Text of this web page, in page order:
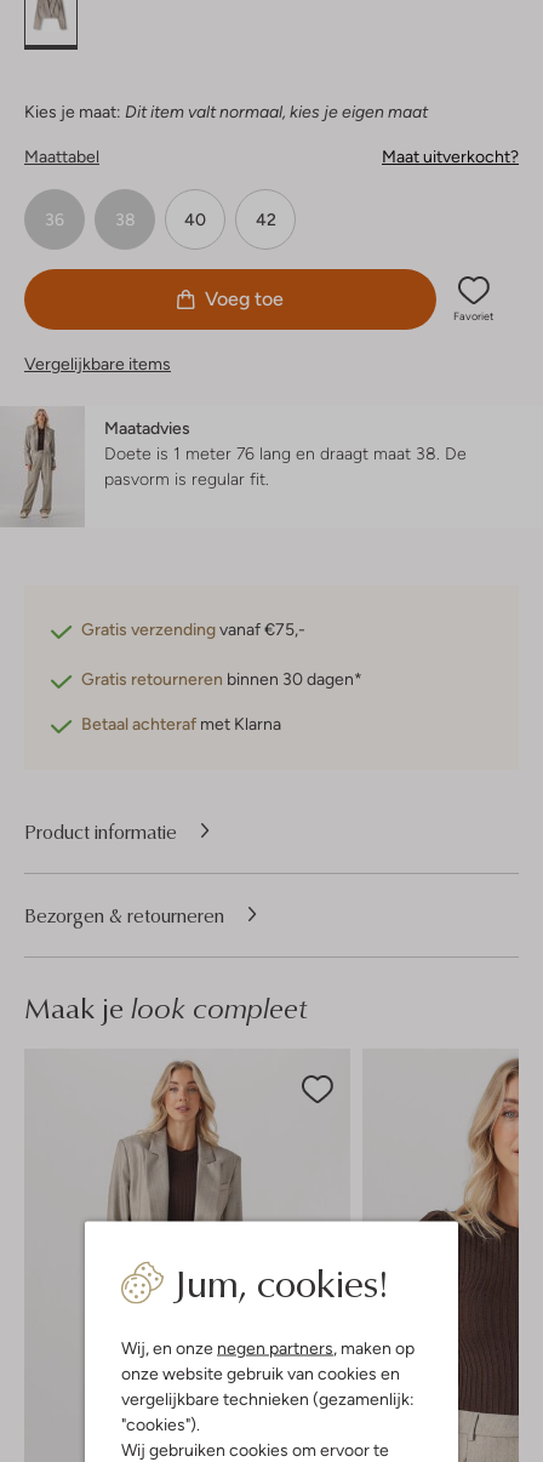
Jum, cookies!
Wij, en onze negen partners, maken op
onze website gebruik van cookies en
vergelijkbare technieken (gezamenlijk:
"cookies").
Wij gebruiken cookies om ervoor te
Kies je maat: Dit item valt normaal, kies je eigen maat
Maattabel Maat uitverkocht?
36 38 40 42
Voeg toe
Favoriet
Vergelijkbare items
Maatadvies
Doete is 1 meter 76 lang en draagt maat 38. De
pasvorm is regular fit
Gratis verzendingvanaf €75,-
Gratis retourneren binnen 30 dagen*
Betaal achteraf met Klarna
Product informatie
Bezorgen & retourneren
Maak je look compleet